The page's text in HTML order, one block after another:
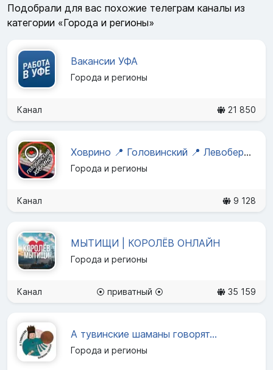
Подобрали для вас похожие телеграм каналы из
категории «Города и регионы»
Вакансии УФА
Города и регионы
Канал 21 850
Ховрино 📍 Головинский 📍 Левобережный
Города и регионы
Канал 9 128
МЫТИЩИ | КОРОЛЁВ ОНЛАЙН
Города и регионы
Канал ⦿ приватный ⦿ 35 159
А тувинские шаманы говорят...
Города и регионы